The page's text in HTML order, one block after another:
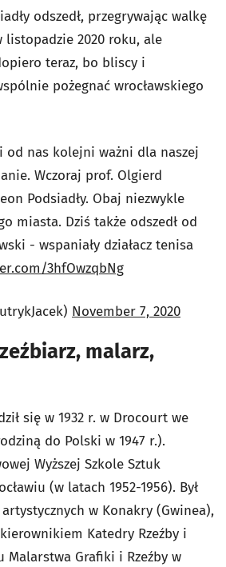
odszedł, przegrywając walkę
listopadzie 2020 roku, ale
teraz, bo bliscy i
pożegnać wrocławskiego
od nas kolejni ważni dla naszej
Wczoraj prof. Olgierd
Podsiadły. Obaj niezwykle
miasta. Dziś także odszedł od
- wspaniały działacz tenisa
3hfOwzqbNg
November 7, 2020
malarz,
się w 1932 r. w Drocourt we
do Polski w 1947 r.).
Wyższej Szkole Sztuk
(w latach 1952-1956). Był
w Konakry (Gwinea),
Katedry Rzeźby i
Malarstwa Grafiki i Rzeźby w